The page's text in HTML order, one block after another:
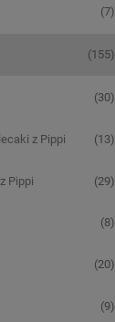
(7)
(155)
(30)
z Pippi (13)
Pippi (29)
(8)
(20)
(9)